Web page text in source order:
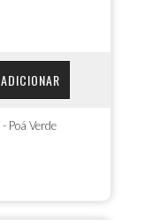
ADICIONAR
Poá Verde